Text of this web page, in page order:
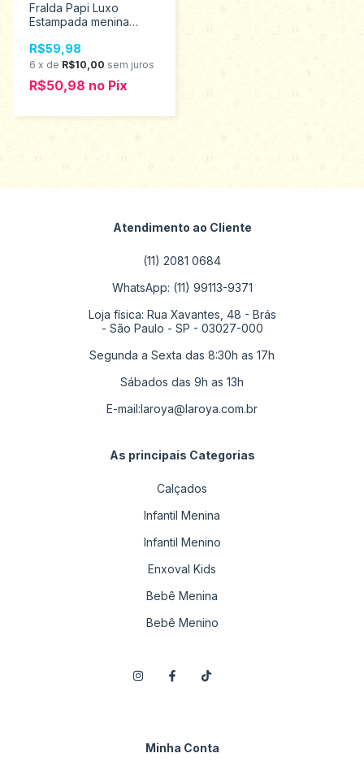
Fralda Papi Luxo
Estampada menina
R$59,98
6 x de R$10,00 sem juros
R$50,98 no Pix
Atendimento ao Cliente
(11) 2081 0684
WhatsApp: (11) 99113-9371
Loja física: Rua Xavantes, 48 - Brás
- São Paulo - SP - 03027-000
Segunda a Sexta das 8:30h as 17h
Sábados das 9h as 13h
E-mail:laroya@laroya.com.br
As principais Categorias
Calçados
Infantil Menina
Infantil Menino
Enxoval Kids
Bebê Menina
Bebê Menino
Minha Conta